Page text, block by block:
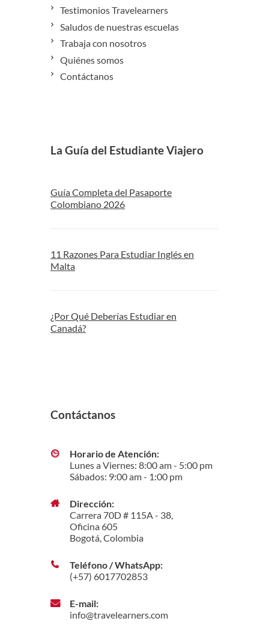
Testimonios Travelearners
Saludos de nuestras escuelas
Trabaja con nosotros
Quiénes somos
Contáctanos
La Guía del Estudiante Viajero
Guía Completa del Pasaporte
Colombiano 2026
11 Razones Para Estudiar Inglés en
Malta
¿Por Qué Deberías Estudiar en
Canadá?
Contáctanos
Horario de Atención:
Lunes a Viernes: 8:00 am - 5:00 pm
Sábados: 9:00 am - 1:00 pm
Dirección:
Carrera 70D # 115A - 38,
Oficina 605
Bogotá, Colombia
Teléfono / WhatsApp:
(+57) 6017702853
E-mail:
info@travelearners.com